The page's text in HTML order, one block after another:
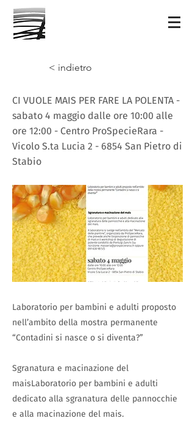
< indietro
CI VUOLE MAIS PER FARE LA POLENTA -
sabato 4 maggio dalle ore 10:00 alle
ore 12:00 - Centro ProSpecieRara -
Vicolo S.ta Lucia 2 - 6854 San Pietro di
Stabio
Laboratorio per bambini e adulti proposto
nell’ambito della mostra permanente
“Contadini si nasce o si diventa?”
Sgranatura e macinazione del
maisLaboratorio per bambini e adulti
dedicato alla sgranatura delle pannocchie
e alla macinazione del mais.